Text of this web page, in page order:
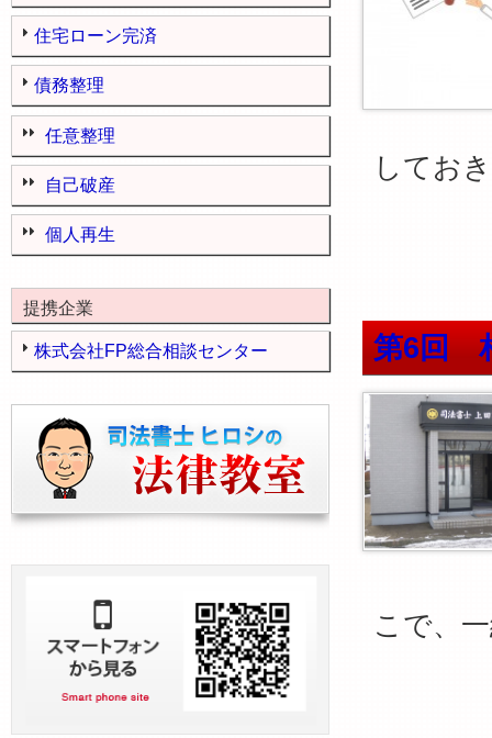
住宅ローン完済
債務整理
任意整理
自己破産
個人再生
提携企業
株式会社FP総合相談センター
してお
第6回
こで、